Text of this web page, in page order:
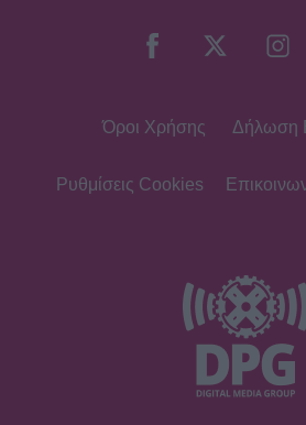
Όροι Χρήσης Δήλωση
Ρυθμίσεις Cookies